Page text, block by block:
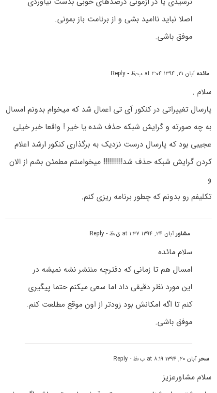
اصلا نباید ناامید بشی و از برنامت باز بمونی.
موفق باشی.
مائده آبان ۲۱, ۱۳۹۴ at ۲:۰۴ ب٫ظ - Reply
سلام .
پارسال تغییراتی در کنکور آی تی اعمال شد که میخوام بدونم امسال
به چه صورته و گرایش شبکه حذف شده یا خیر ! واقعا خبر خیلی
عجیبی بود که پارسال درست نزدیک به برگذاری کنکور ارشد اعلام
کردن گرایش شبکه حذف شد!!!!!!!!!! میخواستم مطمئن بشم از الان
و
تکلیفم رو بدونم که چطور برنامه ریزی کنم.
مشاورآبان ۲۴, ۱۳۹۴ at ۱:۳۷ ق٫ظ - Reply
سلام مائده
امسال هم تا زمانی که دفترچه منتشر نشه نمیشه در
این مورد نظر دقیقی داد اما سعی میکنم حتما پیگیری
کنم تا اگه امکانش بود زودتر از اون موقع مطلعت کنم.
موفق باشی.
سحرآبان ۲۰, ۱۳۹۴ at ۸:۱۹ ب٫ظ - Reply
سلام مشاورعزیز